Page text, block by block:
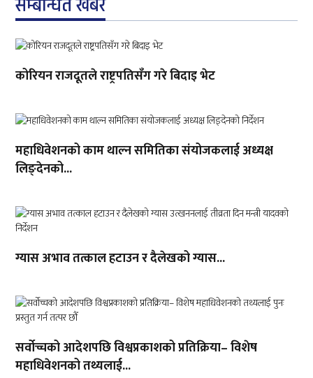
सम्बन्धित खबर
कोरियन राजदूतले राष्ट्रपतिसँग गरे बिदाइ भेट
महाधिवेशनको काम थाल्न समितिका संयोजकलाई अध्यक्ष
लिङ्देनको...
ग्यास अभाव तत्काल हटाउन र दैलेखको ग्यास...
सर्वोच्चको आदेशपछि विश्वप्रकाशको प्रतिक्रिया– विशेष
महाधिवेशनको तथ्यलाई...